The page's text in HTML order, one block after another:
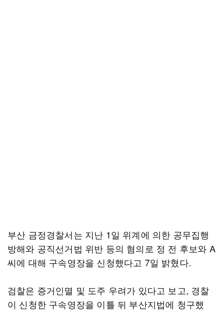
부산 금정경찰서는 지난 1일 위계에 의한 공무집행
방해와 공직선거법 위반 등의 혐의로 정 전 후보와 A
씨에 대해 구속영장을 신청했다고 7일 밝혔다.
검찰은 증거인멸 및 도주 우려가 있다고 보고, 경찰
이 신청한 구속영장을 이틀 뒤 부산지법에 청구했